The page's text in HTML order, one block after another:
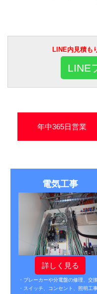
LINE内見積も
LINE
年中365日営業
電気工事
詳しく見る
・ブレーカーや分電盤の修理、交
・スイッチ、コンセント、照明工